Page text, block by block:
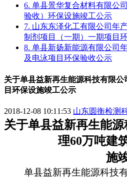
6. 单县景华复合材料有限公
验收）环保设施竣工公示
7. 山东东泽化工有限公司年
制剂项目（一期）一期项目
8. 单县新扬新能源有限公司
及电泳项目环保验收公示
关于单县益新再生能源科技有限
目环保设施竣工公示
2018-12-08 10:11:53 山东圆衡检测
关于单县益新再生能源
理60万吨建
施
单县益新再生能源科技